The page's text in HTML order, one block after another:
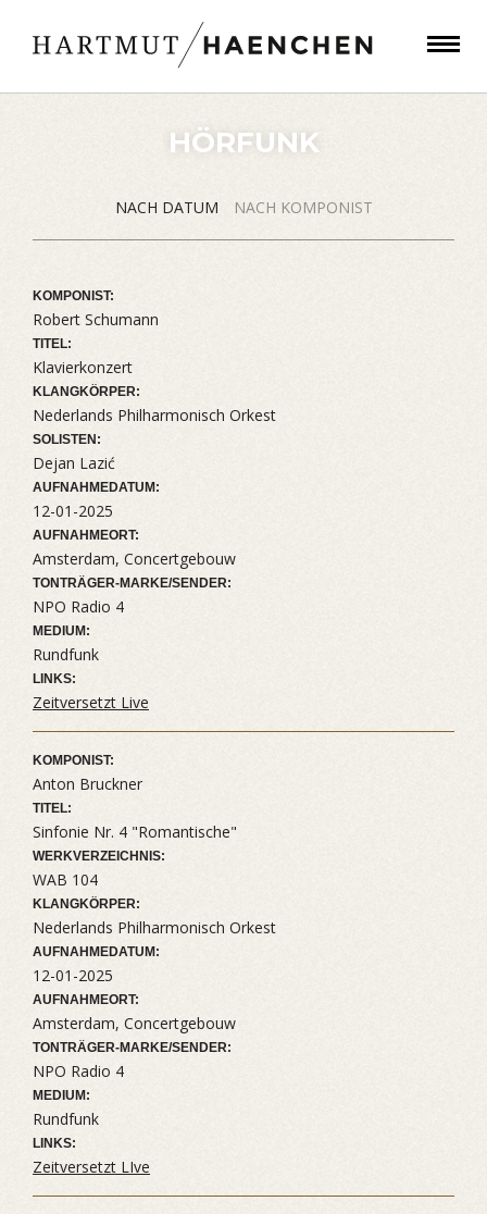
HÖRFUNK
NACH DATUM NACH KOMPONIST
KOMPONIST:
Robert Schumann
TITEL:
Klavierkonzert
KLANGKÖRPER:
Nederlands Philharmonisch Orkest
SOLISTEN:
Dejan Lazić
AUFNAHMEDATUM:
12-01-2025
AUFNAHMEORT:
Amsterdam, Concertgebouw
TONTRÄGER-MARKE/SENDER:
NPO Radio 4
MEDIUM:
Rundfunk
LINKS:
Zeitversetzt Live
KOMPONIST:
Anton Bruckner
TITEL:
Sinfonie Nr. 4 "Romantische"
WERKVERZEICHNIS:
WAB 104
KLANGKÖRPER:
Nederlands Philharmonisch Orkest
AUFNAHMEDATUM:
12-01-2025
AUFNAHMEORT:
Amsterdam, Concertgebouw
TONTRÄGER-MARKE/SENDER:
NPO Radio 4
MEDIUM:
Rundfunk
LINKS:
Zeitversetzt LIve